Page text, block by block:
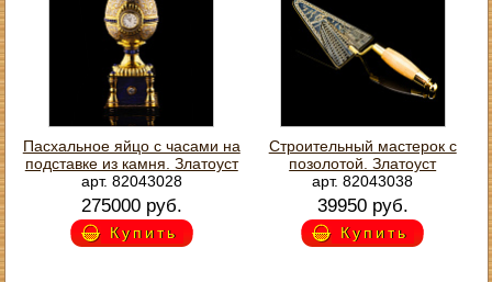
Пасхальное яйцо с часами на
подставке из камня. Златоуст
арт. 82043028
275000 руб.
Купить
Строительный мастерок с
позолотой. Златоуст
арт. 82043038
39950 руб.
Купить